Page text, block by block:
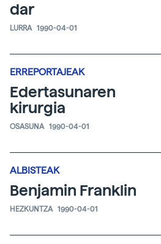
dar
LURRA 1990-04-01
ERREPORTAJEAK
Edertasunaren
kirurgia
OSASUNA 1990-04-01
ALBISTEAK
Benjamin Franklin
HEZKUNTZA 1990-04-01